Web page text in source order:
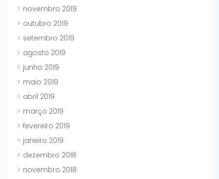
novembro 2019
outubro 2019
setembro 2019
agosto 2019
junho 2019
maio 2019
abril 2019
março 2019
fevereiro 2019
janeiro 2019
dezembro 2018
novembro 2018